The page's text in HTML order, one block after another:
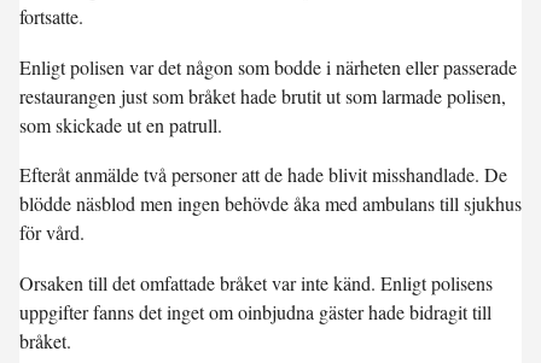
fortsatte.
Enligt polisen var det någon som bodde i närheten eller passerade
restaurangen just som bråket hade brutit ut som larmade polisen,
som skickade ut en patrull.
Efteråt anmälde två personer att de hade blivit misshandlade. De
blödde näsblod men ingen behövde åka med ambulans till sjukhus
för vård.
Orsaken till det omfattade bråket var inte känd. Enligt polisens
uppgifter fanns det inget om oinbjudna gäster hade bidragit till
bråket.